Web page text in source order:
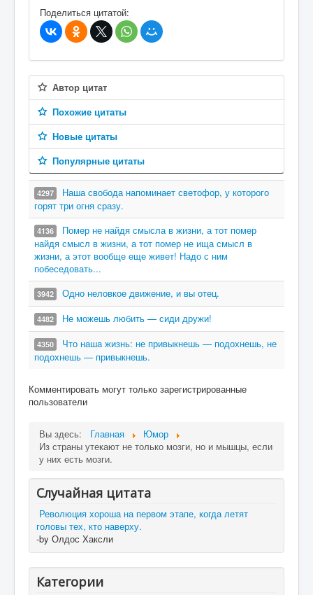
В избранное
Поделиться цитатой:
Автор цитат
Похожие цитаты
Новые цитаты
Популярные цитаты
4297
Наша свобода напоминает светофор, у которого
горят три огня сразу.
4136
Помер не найдя смысла в жизни, а тот помер
найдя смысл в жизни, а тот помер не ища смысл в
жизни, а этот вообще еще живет! Надо с ним
побеседовать...
3942 Одно неловкое движение, и вы отец.
4482 Не можешь любить — сиди дружи!
4350
Что наша жизнь: не привыкнешь — подохнешь, не
подохнешь — привыкнешь.
Комментировать могут только зарегистрированные
пользователи
Вы здесь: Главная
Юмор
Из страны утекают не только мозги, но и мышцы, если
у них есть мозги.
Случайная цитата
Революция хороша на первом этапе, когда летят
головы тех, кто наверху.
-by Олдос Хаксли
Категории